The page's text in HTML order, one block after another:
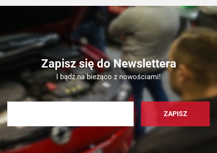
Zapisz się do Newslettera
I bądź na bieżąco z nowościami!